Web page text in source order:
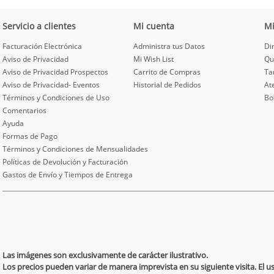
Servicio a clientes
Facturación Electrónica
Aviso de Privacidad
Aviso de Privacidad Prospectos
Aviso de Privacidad- Eventos
Términos y Condiciones de Uso
Comentarios
Ayuda
Formas de Pago
Términos y Condiciones de Mensualidades
Políticas de Devolución y Facturación
Gastos de Envío y Tiempos de Entrega
Mi cuenta
Administra tus Datos
Mi Wish List
Carrito de Compras
Historial de Pedidos
Las imágenes son exclusivamente de carácter ilustrativo.
Los precios pueden variar de manera imprevista en su siguiente visita.